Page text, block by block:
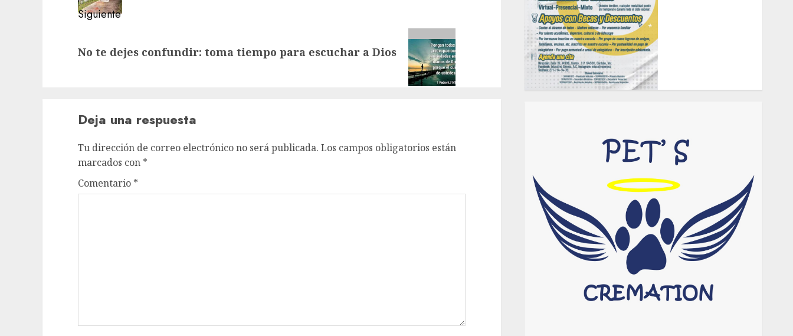
Siguiente
entrada:
No te dejes confundir: toma tiempo para escuchar a Dios
Deja una respuesta
Tu dirección de correo electrónico no será publicada. Los campos obligatorios están
marcados con *
Comentario *